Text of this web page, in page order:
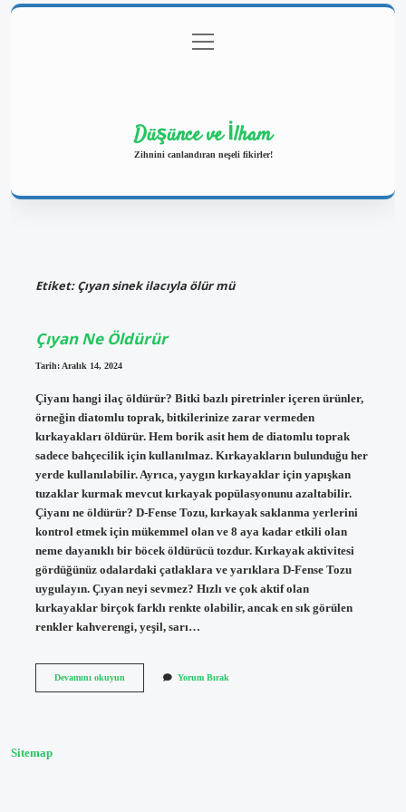
Gizlilik Politikası
menüyü
aç
Düşünce ve İlham
Zihnini canlandıran neşeli fikirler!
Etiket:Çıyan sinek ilacıyla ölür mü
Çıyan Ne Öldürür
Tarih: Aralık 14, 2024
Çiyanı hangi ilaç öldürür? Bitki bazlı piretrinler içeren ürünler,
örneğin diatomlu toprak, bitkilerinize zarar vermeden
kırkayakları öldürür. Hem borik asit hem de diatomlu toprak
sadece bahçecilik için kullanılmaz. Kırkayakların bulunduğu her
yerde kullanılabilir. Ayrıca, yaygın kırkayaklar için yapışkan
tuzaklar kurmak mevcut kırkayak popülasyonunu azaltabilir.
Çiyanı ne öldürür? D-Fense Tozu, kırkayak saklanma yerlerini
kontrol etmek için mükemmel olan ve 8 aya kadar etkili olan
neme dayanıklı bir böcek öldürücü tozdur. Kırkayak aktivitesi
gördüğünüz odalardaki çatlaklara ve yarıklara D-Fense Tozu
uygulayın. Çıyan neyi sevmez? Hızlı ve çok aktif olan
kırkayaklar birçok farklı renkte olabilir, ancak en sık görülen
renkler kahverengi, yeşil, sarı…
Devamını okuyunÇıyan
Yorum Bırak
Sitemap